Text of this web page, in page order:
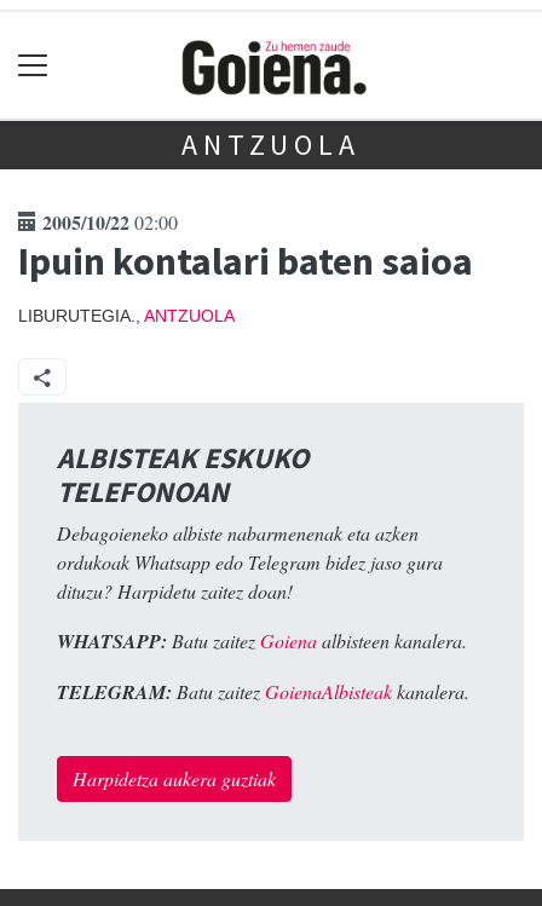
ANTZUOLA
2005/10/2202:00
Ipuin kontalari baten saioa
LIBURUTEGIA., ANTZUOLA
ALBISTEAK ESKUKO
TELEFONOAN
Debagoieneko albiste nabarmenenak eta azken
ordukoak Whatsapp edo Telegram bidez jaso gura
dituzu? Harpidetu zaitez doan!
WHATSAPP: Batu zaitezGoienaalbisteen kanalera.
TELEGRAM: Batu zaitezGoienaAlbisteakkanalera.
Harpidetza aukera guztiak